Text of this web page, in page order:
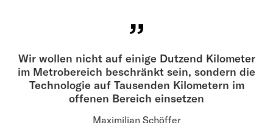
Wir wollen nicht auf einige Dutzend Kilometer
im Metrobereich beschränkt sein, sondern die
Technologie auf Tausenden Kilometern im
offenen Bereich einsetzen
Maximilian Schöffer